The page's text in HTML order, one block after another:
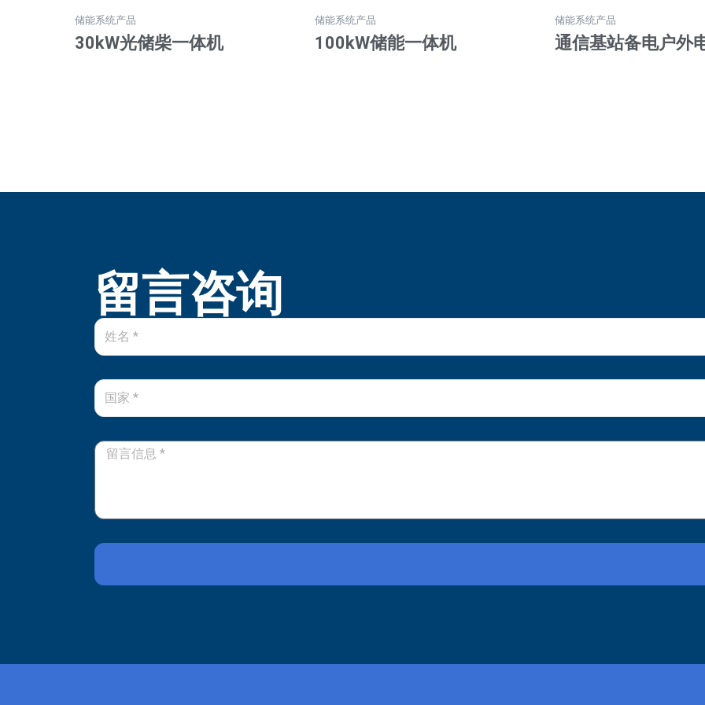
储能系统产品
30kW光储柴一体机
储能系统产品
100kW储能一体机
储能系统产品
通信基站备电户外
留言咨询